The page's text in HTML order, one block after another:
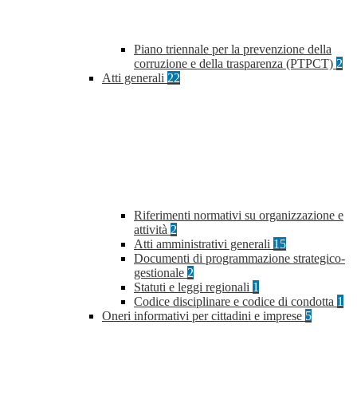
Piano triennale per la prevenzione della
corruzione e della trasparenza (PTPCT) 2
Atti generali 22
Riferimenti normativi su organizzazione e
attività 2
Atti amministrativi generali 15
Documenti di programmazione strategico-
gestionale 2
Statuti e leggi regionali 1
Codice disciplinare e codice di condotta 1
Oneri informativi per cittadini e imprese 5